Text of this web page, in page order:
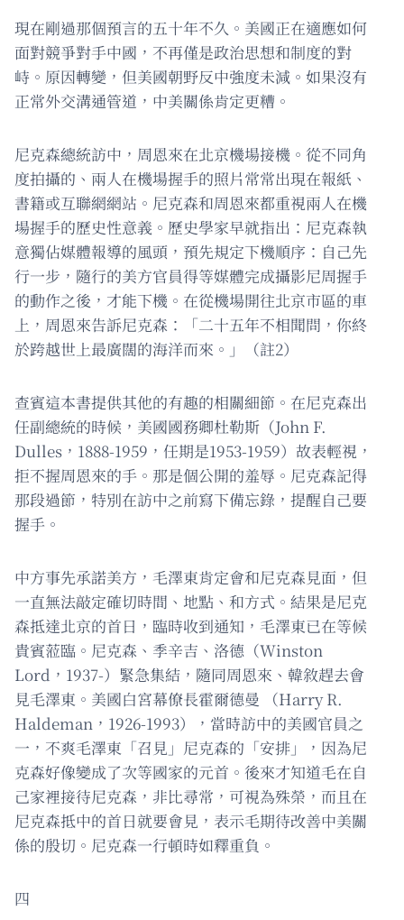
現在剛過那個預言的五十年不久。美國正在適應如何
面對競爭對手中國，不再僅是政治思想和制度的對
峙。原因轉變，但美國朝野反中強度未減。如果沒有
正常外交溝通管道，中美關係肯定更糟。
尼克森總統訪中，周恩來在北京機場接機。從不同角
度拍攝的、兩人在機場握手的照片常常出現在報紙、
書籍或互聯網網站。尼克森和周恩來都重視兩人在機
場握手的歷史性意義。歷史學家早就指出：尼克森執
意獨佔媒體報導的風頭，預先規定下機順序：自己先
行一步，隨行的美方官員得等媒體完成攝影尼周握手
的動作之後，才能下機。在從機場開往北京市區的車
上，周恩來告訴尼克森：「二十五年不相聞問，你終
於跨越世上最廣闊的海洋而來。」（註2）
查賓這本書提供其他的有趣的相關細節。在尼克森出
任副總統的時候，美國國務卿杜勒斯（John F.
Dulles，1888-1959，任期是1953-1959）故表輕視，
拒不握周恩來的手。那是個公開的羞辱。尼克森記得
那段過節，特別在訪中之前寫下備忘錄，提醒自己要
握手。
中方事先承諾美方，毛澤東肯定會和尼克森見面，但
一直無法敲定確切時間、地點、和方式。結果是尼克
森抵達北京的首日，臨時收到通知，毛澤東已在等候
貴賓蒞臨。尼克森、季辛吉、洛德（Winston
Lord，1937-）緊急集結，隨同周恩來、韓敘趕去會
見毛澤東。美國白宮幕僚長霍爾德曼 （Harry R.
Haldeman，1926-1993），當時訪中的美國官員之
一，不爽毛澤東「召見」尼克森的「安排」，因為尼
克森好像變成了次等國家的元首。後來才知道毛在自
己家裡接待尼克森，非比尋常，可視為殊榮，而且在
尼克森抵中的首日就要會見，表示毛期待改善中美關
係的殷切。尼克森一行頓時如釋重負。
四